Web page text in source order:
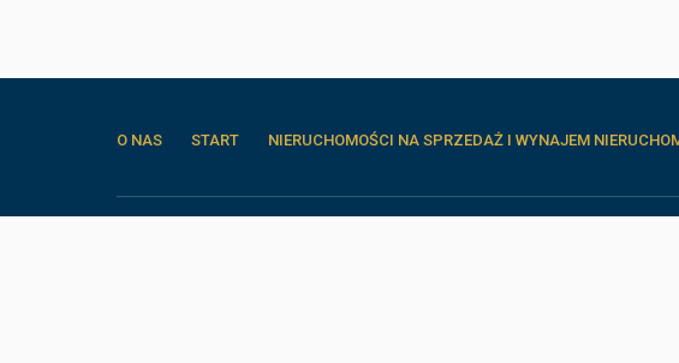
O NAS START NIERUCHOMOŚCI NA SPRZEDAŻ I WYNAJEM